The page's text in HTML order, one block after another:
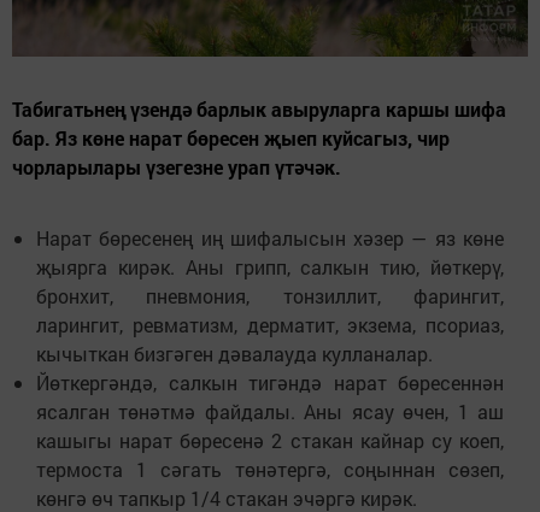
Табигатьнең үзендә барлык авыруларга каршы шифа
бар. Яз көне нарат бөресен җыеп куйсагыз, чир
чорларылары үзегезне урап үтәчәк.
Нарат бөресенең иң шифалысын хәзер — яз көне
җыярга кирәк. Аны грипп, салкын тию, йөткерү,
бронхит, пневмония, тонзиллит, фарингит,
ларингит, ревматизм, дерматит, экзема, псориаз,
кычыткан бизгәген дәвалауда кулланалар.
Йөткергәндә, салкын тигәндә нарат бөресеннән
ясалган төнәтмә файдалы. Аны ясау өчен, 1 аш
кашыгы нарат бөресенә 2 стакан кайнар су коеп,
термоста 1 сәгать төнәтергә, соңыннан сөзеп,
көнгә өч тапкыр 1/4 стакан эчәргә кирәк.